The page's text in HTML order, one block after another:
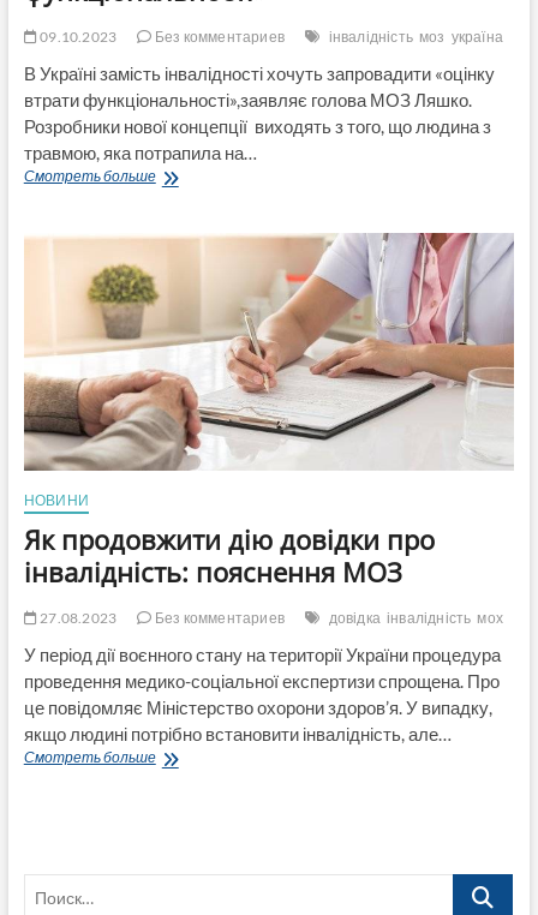
«пенсіонером»
09.10.2023 Без комментариев інвалідність моз україна
В Україні замість інвалідності хочуть запровадити «оцінку
втрати функціональності»,заявляє голова МОЗ Ляшко.
Розробники нової концепції виходять з того, що людина з
травмою, яка потрапила на…
Смотреть большеВ
інвалідності
запровадити
«оцінку
функціональності»
НОВИНИ
Як продовжити дію довідки про
інвалідність: пояснення МОЗ
27.08.2023 Без комментариев довідка інвалідність мох
У період дії воєнного стану на території України процедура
проведення медико-соціальної експертизи спрощена. Про
це повідомляє Міністерство охорони здоров’я. У випадку,
якщо людині потрібно встановити інвалідність, але…
Смотреть большеЯк
Поиск…